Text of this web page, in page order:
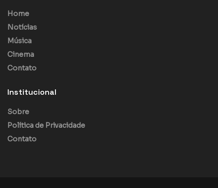
Home
Notícias
Música
Cinema
Contato
Institucional
Sobre
Política de Privacidade
Contato